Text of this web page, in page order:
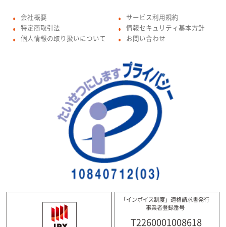
● 会社概要
● 特定商取引法
● 個人情報の取り扱いについて
● サービス利用規約
● 情報セキュリティ基本方針
● お問い合わせ
「インボイス制度」適格請求書発行
事業者登録番号
T2260001008618